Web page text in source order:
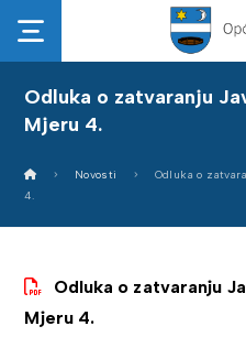
Odluka o zatvaranju
Mjeru 4.
Novosti
Odluka o
4.
Odluka o zatvaranju
Mjeru 4.